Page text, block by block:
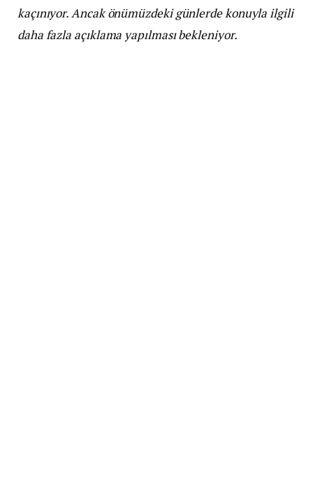
kaçınıyor. Ancak önümüzdeki günlerde konuyla ilgili
daha fazla açıklama yapılması bekleniyor.